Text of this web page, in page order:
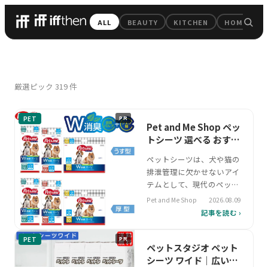
iffthen — 毎日のちょっとい
ALL BEAUTY KITCHEN HOME
厳選ピック 319件
PET PR
Pet and Me Shop ペッ
トシーツ 選べる おすす
ペットシーツは、犬や猫の
排泄管理に欠かせないアイ
テムとして、現代のペット
飼育において重要な役割を
果たしています。特に多頭
なシーンで活用されるた
め、吸収力や消臭機能のバ
Pet and Me Shop 2026.08.09
記事を読む ›
PET PR
ペットスタジオ ペット
シーツ ワイド｜広いス